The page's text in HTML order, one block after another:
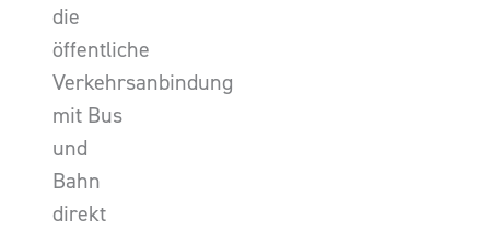
die
öffentliche
Verkehrsanbindung
mit Bus
und
Bahn
direkt